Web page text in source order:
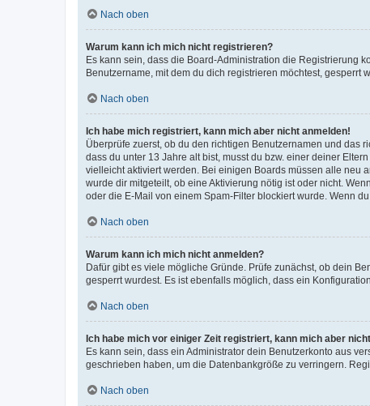
Nach oben
Warum kann ich mich nicht registrieren?
Es kann sein, dass die Board-Administration die Registrierung
Benutzername, mit dem du dich registrieren möchtest, gesperrt
Nach oben
Ich habe mich registriert, kann mich aber nicht anmelden!
Überprüfe zuerst, ob du den richtigen Benutzernamen und das
dass du unter 13 Jahre alt bist, musst du bzw. einer deiner
vielleicht aktiviert werden. Bei einigen Boards müssen alle neu
wurde dir mitgeteilt, ob eine Aktivierung nötig ist oder nicht.
oder die E-Mail von einem Spam-Filter blockiert wurde. Wenn
Nach oben
Warum kann ich mich nicht anmelden?
Dafür gibt es viele mögliche Gründe. Prüfe zunächst, ob dein
gesperrt wurdest. Es ist ebenfalls möglich, dass ein
Nach oben
Ich habe mich vor einiger Zeit registriert, kann mich aber
Es kann sein, dass ein Administrator dein Benutzerkonto aus
geschrieben haben, um die Datenbankgröße zu verringern.
Nach oben